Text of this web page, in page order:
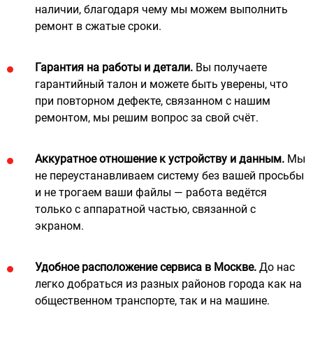
наличии, благодаря чему мы можем выполнить
ремонт в сжатые сроки.
Гарантия на работы и детали. Вы получаете
гарантийный талон и можете быть уверены, что
при повторном дефекте, связанном с нашим
ремонтом, мы решим вопрос за свой счёт.
Аккуратное отношение к устройству и данным. Мы
не переустанавливаем систему без вашей просьбы
и не трогаем ваши файлы — работа ведётся
только с аппаратной частью, связанной с
экраном.
Удобное расположение сервиса в Москве. До нас
легко добраться из разных районов города как на
общественном транспорте, так и на машине.